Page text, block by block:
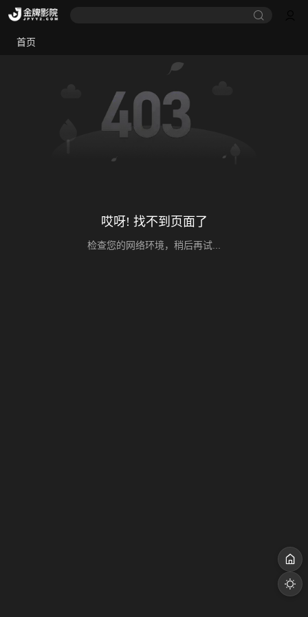
首页
哎呀! 找不到页面了
检查您的网络环境，稍后再试...